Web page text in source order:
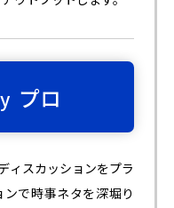
プロ
ィスカッションをプラ
で時事ネタを深堀り